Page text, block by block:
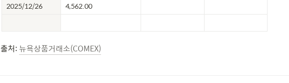
2025/12/26 4,562.00
출처: 뉴욕상품거래소(COMEX)